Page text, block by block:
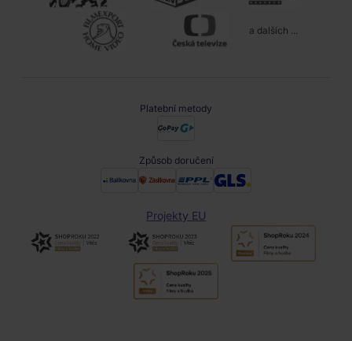
a dalších ...
Platební metody
Způsob doručení
Projekty EU